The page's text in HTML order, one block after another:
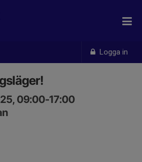
Logga in
09:00-17:00